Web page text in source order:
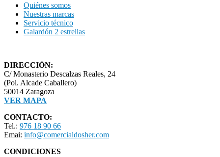
Quiénes somos
Nuestras marcas
Servicio técnico
Galardón 2 estrellas
DIRECCIÓN:
C/ Monasterio Descalzas Reales, 24
(Pol. Alcade Caballero)
50014 Zaragoza
VER MAPA
CONTACTO:
Tel.: 976 18 90 66
Emai: info@comercialdosher.com
CONDICIONES